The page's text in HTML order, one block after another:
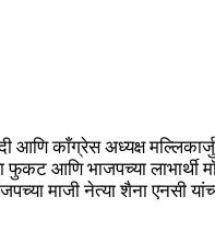
काँग्रेस अध्यक्ष
फुकट आणि भाजपच्या
माजी नेत्या शैना